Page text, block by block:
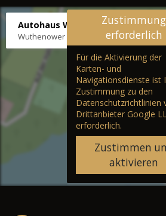
Autohaus Wernicke
Wuthenower Str. 12b, 16827 Neuruppin
Zustimmung
erforderlich
Für die Aktivierung der
Karten- und
Navigationsdienste ist
Zustimmung zu den
Datenschutzrichtlinien
Drittanbieter Google
erforderlich.
Zustimmen
aktivieren